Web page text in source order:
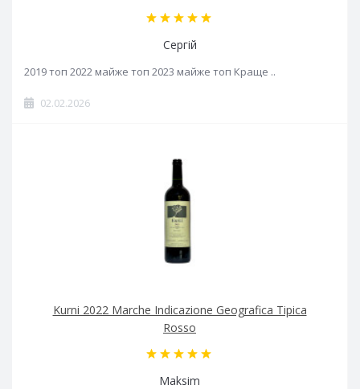
Сергій
2019 топ 2022 майже топ 2023 майже топ Краще ..
02.02.2026
Kurni 2022 Marche Indicazione Geografica Tipica
Rosso
Maksim